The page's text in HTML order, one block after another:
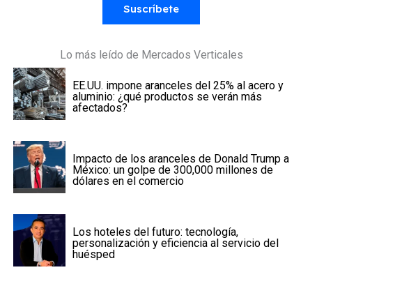
Suscríbete
Lo más leído de Mercados Verticales
EE.UU. impone aranceles del 25% al acero y
aluminio: ¿qué productos se verán más
afectados?
Impacto de los aranceles de Donald Trump a
México: un golpe de 300,000 millones de
dólares en el comercio
Los hoteles del futuro: tecnología,
personalización y eficiencia al servicio del
huésped